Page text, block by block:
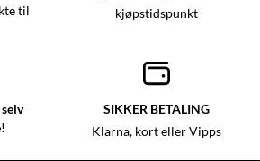
til
kjøpstidspunkt
SIKKER BETALING
Klarna, kort eller Vipps